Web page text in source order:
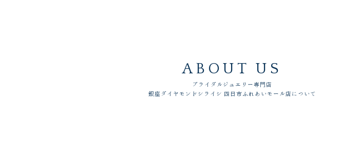
ABOUT US
ブライダルジュエリー専門店
銀座ダイヤモンドシライシ 四日市ふれあいモール店について